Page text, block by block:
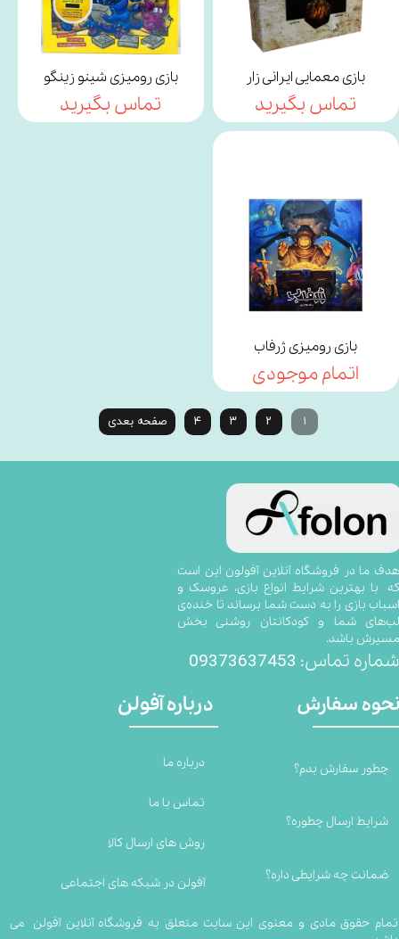
بازی معمایی ایرانی زار
تماس بگیرید
بازی رومیزی شینو زینگو
تماس بگیرید
بازی رومیزی ژرفاب
اتمام موجودی
۱ ۲ ۳ ۴ صفحه بعدی
ما در فروشگاه آنلاین آفولون این است
با بهترین شرایط انواع بازی، عروسک و
بازی را به دست شما برساند تا خنده‌ی
شما و کودکانتان روشنی بخش
باشد.
تماس: 09373637453
سفارش
چطور سفارش بدم؟
شرایط ارسال چطوره؟
ضمانت چه شرایطی داره؟
تمام حقوق مادی و معنوی این سایت متعلق به فروشگاه آنلاین آفولن می
درباره آفولن
درباره ما
تماس با ما
روش های ارسال کالا
آفولن در شبکه های اجتماعی